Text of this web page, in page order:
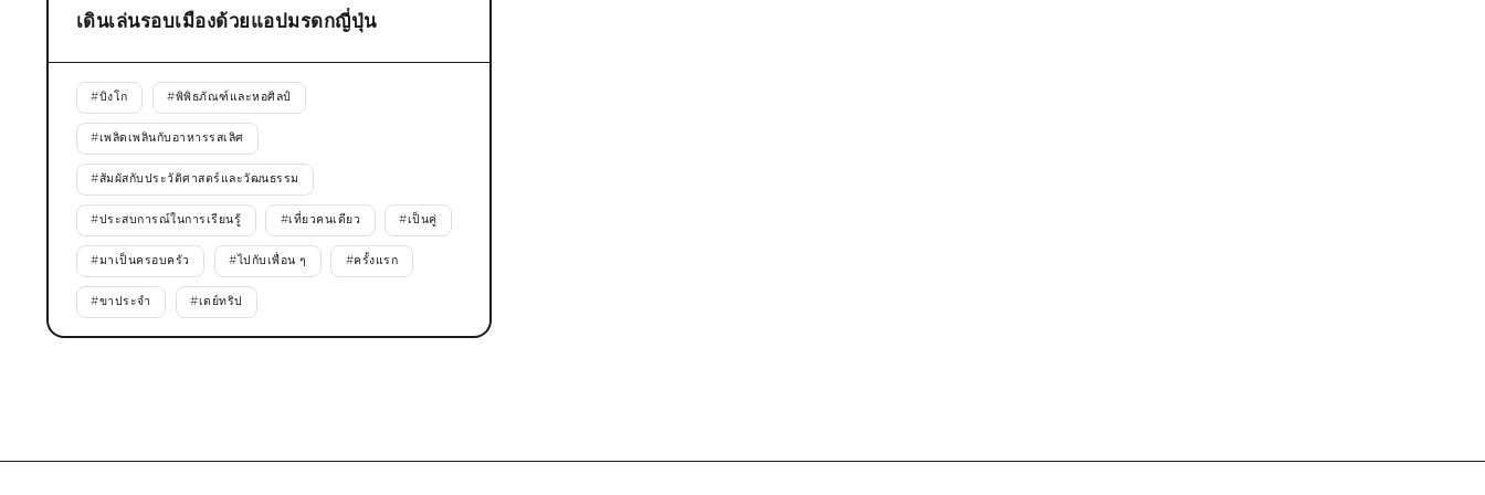
เดินเล่นรอบเมืองด้วยแอปมรดกญี่ปุ่น
#บิงโก #พิพิธภัณฑ์และหอศิลป์
#เพลิดเพลินกับอาหารรสเลิศ
#สัมผัสกับประวัติศาสตร์และวัฒนธรรม
#ประสบการณ์ในการเรียนรู้ #เที่ยวคนเดียว #เป็นคู่
#มาเป็นครอบครัว #ไปกับเพื่อน ๆ #ครั้งแรก
#ขาประจำ #เดย์ทริป